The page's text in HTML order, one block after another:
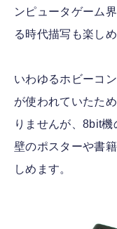
ンピュータゲーム
る時代描写も楽しめ
いわゆるホビーコ
が使われていたた
りませんが、8bit機
壁のポスターや書
しめます。